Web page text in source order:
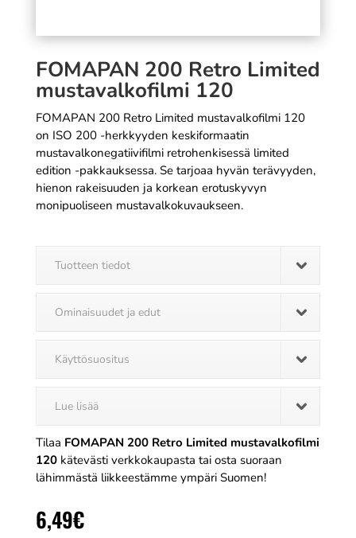
FOMAPAN 200 Retro Limited
mustavalkofilmi 120
FOMAPAN 200 Retro Limited mustavalkofilmi 120
on ISO 200 -herkkyyden keskiformaatin
mustavalkonegatiivifilmi retrohenkisessä limited
edition -pakkauksessa. Se tarjoaa hyvän terävyyden,
hienon rakeisuuden ja korkean erotuskyvyn
monipuoliseen mustavalkokuvaukseen.
Tuotteen tiedot
Ominaisuudet ja edut
Käyttösuositus
Lue lisää
Tilaa FOMAPAN 200 Retro Limited mustavalkofilmi
120kätevästi verkkokaupasta tai osta suoraan
lähimmästä liikkeestämme ympäri Suomen!
6,49€